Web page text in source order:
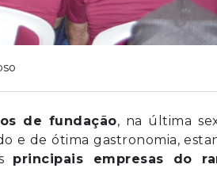
de fundação, na última
e de ótima gastronomia,
principais empresas do